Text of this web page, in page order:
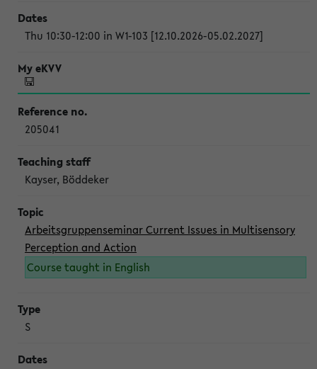
Thu 10:30-12:00 in W1-103 [12.10.2026-05.02.2027]
205041
Kayser, Böddeker
Arbeitsgruppenseminar Current Issues in Multisensory
Perception and Action
Course taught in English
S